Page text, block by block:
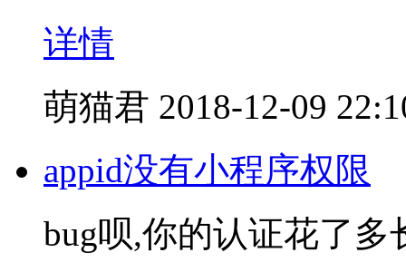
详情
萌猫君 2018-12-09
appid没有小程序权限
bug呗,你的认证花了多